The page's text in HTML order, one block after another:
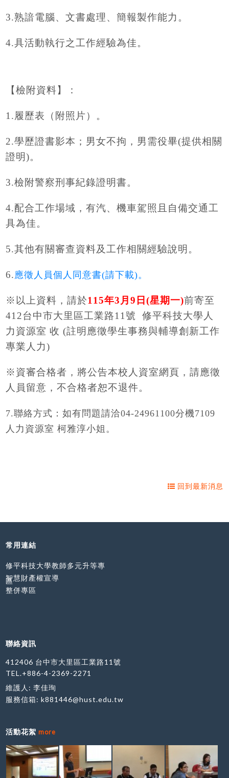
3.熟諳電腦、文書處理、簡報製作能力。
4.具活動執行之工作經驗為佳。
【檢附資料】：
1.履歷表（附照片）。
2.學歷證書影本；男女不拘，男需役畢(提供相關
證明)。
3.檢附警察刑事紀錄證明書。
4.配合工作場域，有汽、機車駕照且自備交通工
具為佳。
5.其他有關審查資料及工作相關經驗說明。
6. 應徵人員個人同意書(請下載)。
※以上資料，請於115年3月9日(星期一)前寄至
412台中市大里區工業路11號 修平科技大學人
力資源室 收 (註明應徵學生事務與輔導創新工作
專業人力)
※資審合格者，將公告本校人資室網頁，請應徵
人員留意，不合格者恕不退件。
7.聯絡方式：如有問題請洽04-24961100分機7109
人力資源室 柯雅淳小姐。
回到最新消息
常用連結
修平科技大學教師多元升等專
區
智慧財產權宣導
整併專區
聯絡資訊
412406 台中市大里區工業路11號
TEL.+886-4-2369-2271
維護人: 李佳珣
服務信箱:k881446@hust.edu.tw
活動花絮more